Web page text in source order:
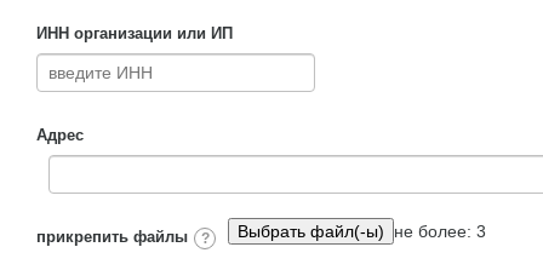
ИНН организации или ИП
Адрес
прикрепить файлы ? не более: 3